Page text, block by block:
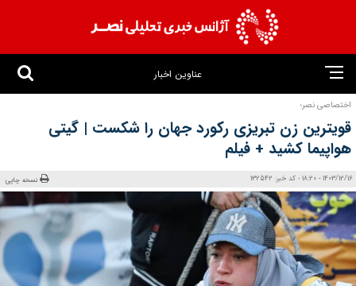
عناوین اخبار
اختصاصی نصر؛
قویترین زن تبریزی رکورد جهان را شکست | گیتی
هواپیما کشید + فیلم
1403/12/16 - 18:20 - کد خبر: 132542 نسخه چاپی